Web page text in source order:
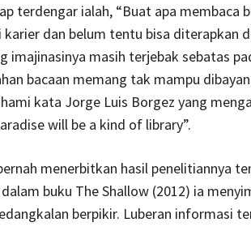
terdengar ialah, “Buat apa membaca
dan belum tentu bisa diterapkan
imajinasinya masih terjebak sebatas
bacaan memang tak mampu
kata Jorge Luis Borgez yang
will be a kind of library”.
menerbitkan hasil penelitiannya
buku The Shallow (2012) ia
berpikir. Luberan informasi